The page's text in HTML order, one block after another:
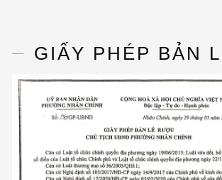
GIẤY PHÉP BẢN